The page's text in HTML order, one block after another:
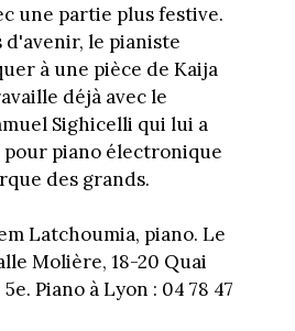
une partie plus festive.
d'avenir, le pianiste
à une pièce de Kaija
déjà avec le
Sighicelli qui lui a
piano électronique
des grands.
Latchoumia, piano. Le
Molière, 18-20 Quai
Piano à Lyon : 04 78 47